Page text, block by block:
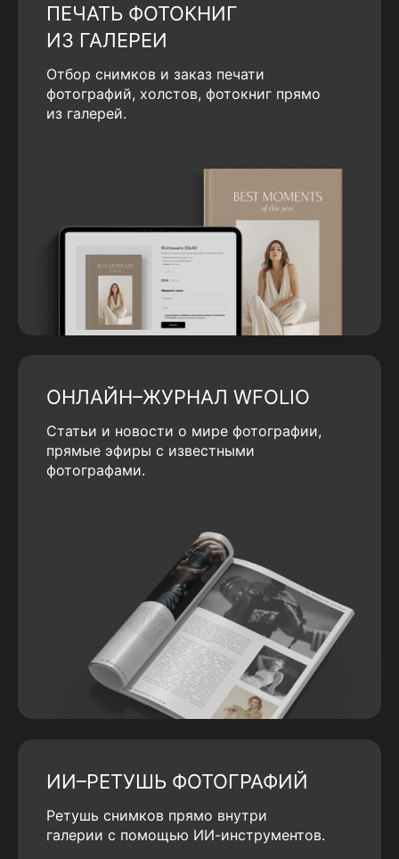
ПЕЧАТЬ ФОТОКНИГ
ИЗ ГАЛЕРЕИ
Отбор снимков и заказ печати
фотографий, холстов, фотокниг прямо
из галерей.
ОНЛАЙН–ЖУРНАЛ WFOLIO
Статьи и новости о мире фотографии,
прямые эфиры с известными
фотографами.
ИИ–РЕТУШЬ ФОТОГРАФИЙ
Ретушь снимков прямо внутри
галерии с помощью ИИ-инструментов.